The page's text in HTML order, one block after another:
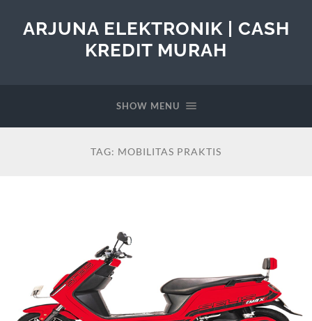
ARJUNA ELEKTRONIK | CASH
KREDIT MURAH
SHOW MENU
TAG: MOBILITAS PRAKTIS